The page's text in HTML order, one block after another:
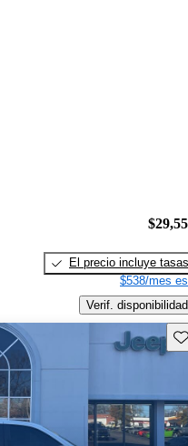
El precio incluye tasas
$538/mes
Verif. disponibilidad